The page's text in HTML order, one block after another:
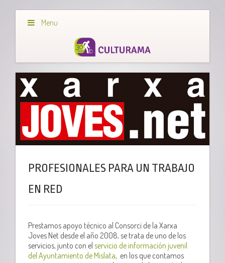
Menu
PROFESIONALES PARA UN TRABAJO
EN RED
Prestamos apoyo técnico al Consorci de la Xarxa
Joves Net desde el año 2008, se trata de uno de los
servicios, junto con el servicio de información juvenil
del Ayuntamiento de Mislata, en los que contamos